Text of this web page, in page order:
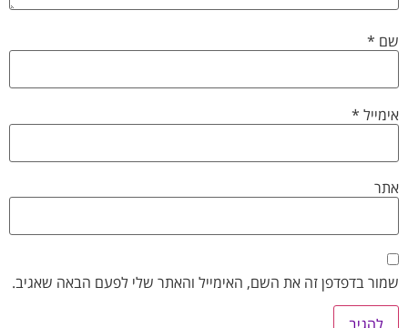
שם *
אימייל*
אתר
שמור בדפדפן זה את השם, האימייל והאתר שלי לפעם הבאה שאגיב.